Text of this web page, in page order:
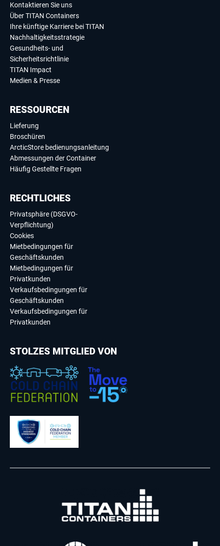
Kontaktieren Sie uns
Über TITAN Containers
Ihre künftige Karriere bei TITAN
Nachhaltigkeitsstrategie
Gesundheits- und
Sicherheitsrichtlinie
TITAN Impact
Medien & Presse
RESSOURCEN
Lieferung
Broschüren
ArcticStore bedienungsanleitung
Abmessungen der Container
Häufig Gestellte Fragen
RECHTLICHES
Privatsphäre (DSGVO-
Verpflichtung)
Cookies
Mietbedingungen für
Geschäftskunden
Mietbedingungen für
Privatkunden
Verkaufsbedingungen für
Geschäftskunden
Verkaufsbedingungen für
Privatkunden
STOLZES MITGLIED VON